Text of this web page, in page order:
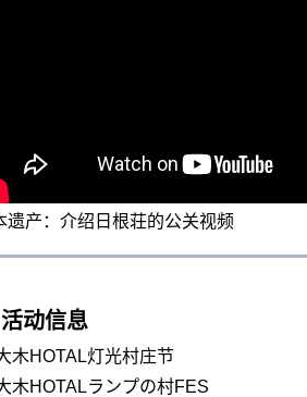
遗产：介绍日根荘的公关视频
动信息
木HOTAL灯光村庄节
木HOTALランプの村FES